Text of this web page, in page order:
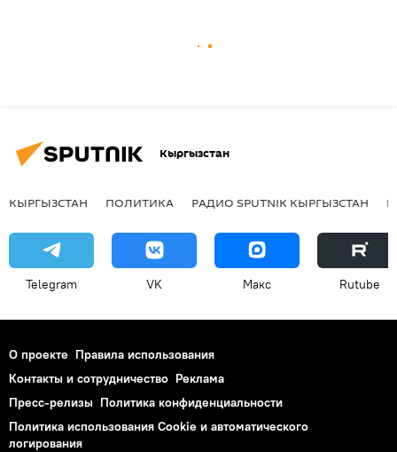
Кыргызстан
КЫРГЫЗСТАН ПОЛИТИКА РАДИО SPUTNIK КЫРГЫЗСТАН
Telegram VK Макс Rutube
О проекте Правила использования
Контакты и сотрудничество Реклама
Пресс-релизы Политика конфиденциальности
Политика использования Cookie и автоматического
логирования